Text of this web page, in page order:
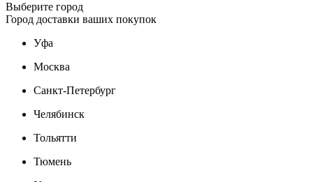
Выберите город
Город доставки ваших покупок
Уфа
Москва
Санкт-Петербург
Челябинск
Тольятти
Тюмень